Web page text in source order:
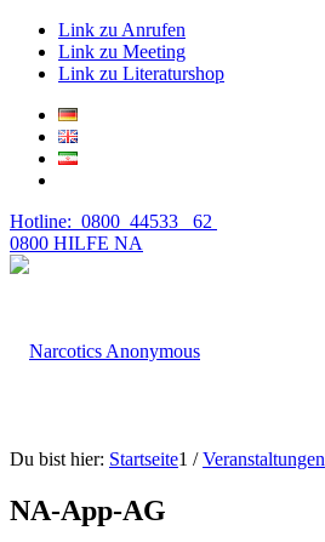
Link zu Anrufen
Link zu Meeting
Link zu Literaturshop
Hotline: 0800 44533 62
0800 HILFE NA
Du bist hier: Startseite1 / Veranstaltungen
NA-App-AG